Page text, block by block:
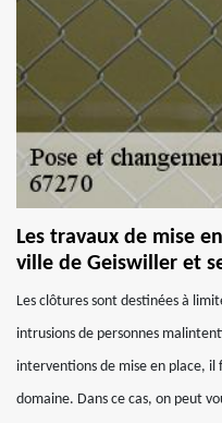
Les travaux de mise
ville de Geiswiller et
Les clôtures sont destinées à
intrusions de personnes
interventions de mise en place, il
domaine. Dans ce cas, on peut